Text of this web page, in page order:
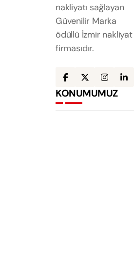
nakliyatı sağlayan
Güvenilir Marka
ödüllü İzmir nakliyat
firmasıdır.
KONUMUMUZ